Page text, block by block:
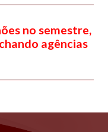
no semestre,
agências